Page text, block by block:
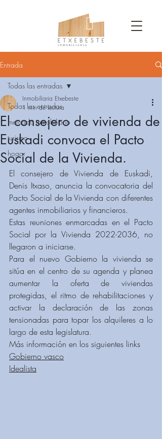
Entrada
Todas las entradas
mercado inmobiliario
turismo
hogar
Todas las entradas
El consejero de vivienda de
Euskadi convoca el Pacto
Social de la Vivienda.
Inmobiliaria Etxebeste
1 min de lectura
El consejero de Vivienda de Euskadi,
Denis Itxaso, anuncia la convocatoria del
Pacto Social de la Vivienda con diferentes
agentes inmobiliarios y financieros.
Estas reuniones enmarcadas en el Pacto
Social por la Vivienda 2022-2036, no
llegaron a iniciarse.
Para el nuevo Gobierno la vivienda se
sitúa en el centro de su agenda y planea
aumentar la oferta de viviendas
protegidas, el ritmo de rehabilitaciones y
activar la declaración de las zonas
tensionadas para topar los alquileres a lo
largo de esta legislatura.
Más información en los siguientes links
Gobierno vasco
Idealista